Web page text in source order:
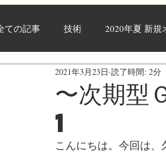
ての記事 技術 2020年夏 新規
作業工程・レポート 日々日記
〜次期型
1
2021年3月23日 読了時間: 2分
こんにちは。今回は